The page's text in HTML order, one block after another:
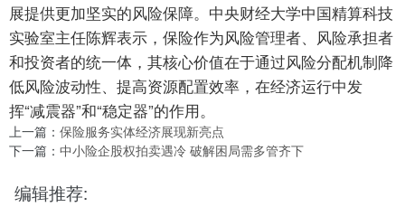
展提供更加坚实的风险保障。中央财经大学中国精算科技
实验室主任陈辉表示，保险作为风险管理者、风险承担者
和投资者的统一体，其核心价值在于通过风险分配机制降
低风险波动性、提高资源配置效率，在经济运行中发
挥“减震器”和“稳定器”的作用。
上一篇： 保险服务实体经济展现新亮点
下一篇： 中小险企股权拍卖遇冷 破解困局需多管齐下
编辑推荐: